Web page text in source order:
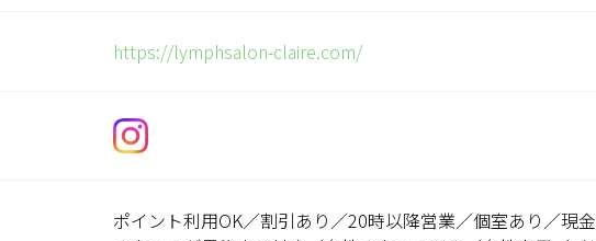
https://lymphsalon-claire.com/
ポイント利用OK／割引あり／20時以降営業／個室あり／現